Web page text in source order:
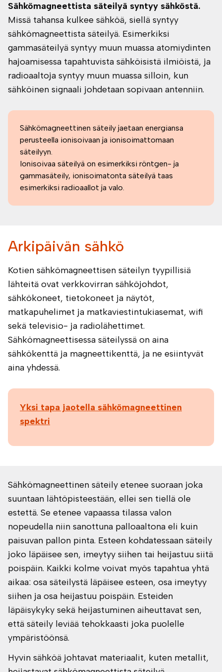
Sähkömagneettista säteilyä syntyy sähköstä.
Missä tahansa kulkee sähköä, siellä syntyy
sähkömagneettista säteilyä. Esimerkiksi
gammasäteilyä syntyy muun muassa atomiydinten
hajoamisessa tapahtuvista sähköisistä ilmiöistä, ja
radioaaltoja syntyy muun muassa silloin, kun
sähköinen signaali johdetaan sopivaan antenniin.
Sähkömagneettinen säteily jaetaan energiansa
perusteella ionisoivaan ja ionisoimattomaan
säteilyyn.
Ionisoivaa säteilyä on esimerkiksi röntgen- ja
gammasäteily, ionisoimatonta säteilyä taas
esimerkiksi radioaallot ja valo.
Arkipäivän sähkö
Kotien sähkömagneettisen säteilyn tyypillisiä
lähteitä ovat verkkovirran sähköjohdot,
sähkökoneet, tietokoneet ja näytöt,
matkapuhelimet ja matkaviestintukiasemat, wifi
sekä televisio- ja radiolähettimet.
Sähkömagneettisessa säteilyssä on aina
sähkökenttä ja magneettikenttä, ja ne esiintyvät
aina yhdessä.
Yksi tapa jaotella sähkömagneettinen
spektri
Sähkömagneettinen säteily etenee suoraan joka
suuntaan lähtöpisteestään, ellei sen tiellä ole
estettä. Se etenee vapaassa tilassa valon
nopeudella niin sanottuna palloaaltona eli kuin
paisuvan pallon pinta. Esteen kohdatessaan säteily
joko läpäisee sen, imeytyy siihen tai heijastuu siitä
poispäin. Kaikki kolme voivat myös tapahtua yhtä
aikaa: osa säteilystä läpäisee esteen, osa imeytyy
siihen ja osa heijastuu poispäin. Esteiden
läpäisykyky sekä heijastuminen aiheuttavat sen,
että säteily leviää tehokkaasti joka puolelle
ympäristöönsä.
Hyvin sähköä johtavat materiaalit, kuten metallit,